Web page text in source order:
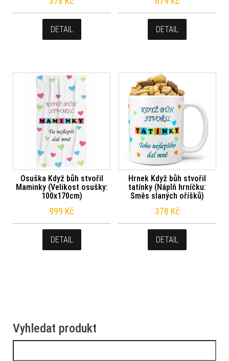
DETAIL DETAIL
Osuška Když bůh stvořil
Maminky (Velikost osušky:
100x170cm)
999 Kč
DETAIL
Hrnek Když bůh stvořil
tatínky (Náplň hrníčku:
Směs slaných oříšků)
378 Kč
DETAIL
Vyhledat produkt